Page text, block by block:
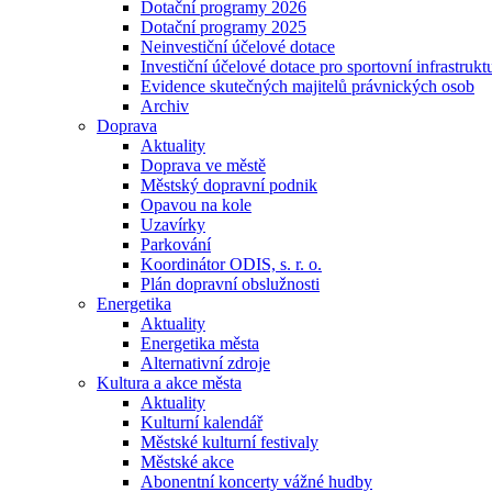
Dotační programy 2026
Dotační programy 2025
Neinvestiční účelové dotace
Investiční účelové dotace pro sportovní
Evidence skutečných majitelů právnických osob
Archiv
Doprava
Aktuality
Doprava ve městě
Městský dopravní podnik
Opavou na kole
Uzavírky
Parkování
Koordinátor ODIS, s. r. o.
Plán dopravní obslužnosti
Energetika
Aktuality
Energetika města
Alternativní zdroje
Kultura a akce města
Aktuality
Kulturní kalendář
Městské kulturní festivaly
Městské akce
Abonentní koncerty vážné hudby